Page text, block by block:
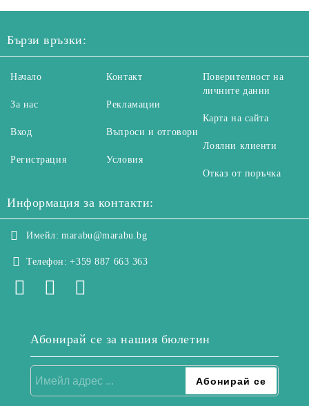
Бързи връзки:
Начало
За нас
Вход
Регистрация
Контакт
Рекламации
Въпроси и отговори
Условия
Поверителност на
личните данни
Карта на сайта
Лоялни клиенти
Отказ от поръчка
Информация за контакти:
Имейл: marabu@marabu.bg
Телефон: +359 887 663 363
Абонирай се за нашия бюлетин